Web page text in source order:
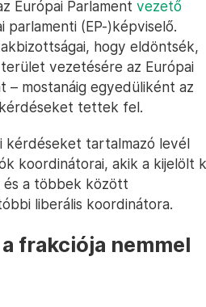
Európai Parlament vezető
parlamenti (EP-)képviselő.
hogy eldöntsék,
vezetésére az Európai
– mostanáig egyedüliként az
tettek fel.
kérdéseket tartalmazó levél
koordinátorai, akik a kijelölt
és a többek között
liberális koordinátora.
frakciója nemmel